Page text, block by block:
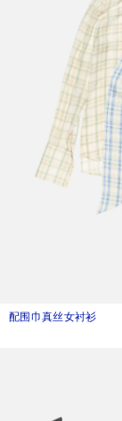
配围巾真丝女衬衫
当前颜色： 绿色/橙色
價格：¥7,500。